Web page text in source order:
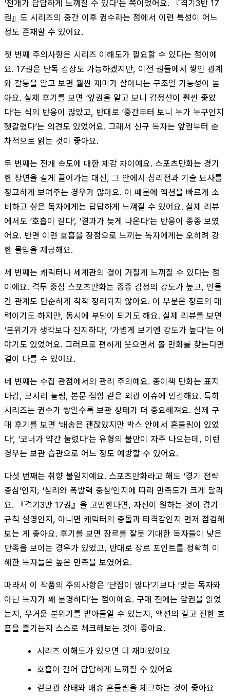
‘전개가 답답하게 느껴질 수 있다’는 쪽이었어요. 『격기3반 17
권』도 시리즈의 중간 이후 권수라는 점에서 이런 특성이 어느
정도 존재할 수 있어요.
첫 번째 주의사항은 시리즈 이해도가 필요할 수 있다는 점이에
요. 17권은 단독 감상도 가능하겠지만, 이전 권들에서 쌓인 관계
와 갈등을 알고 보면 훨씬 재미가 살아나는 구조일 가능성이 높
아요. 실제 후기를 보면 ‘앞권을 알고 보니 감정선이 훨씬 좋았
다’는 식의 반응이 많았고, 반대로 ‘중간부터 보니 누가 누구인지
헷갈렸다’는 의견도 있었어요. 그래서 신규 독자는 앞권부터 순
차적으로 읽는 것이 좋아요.
두 번째는 전개 속도에 대한 체감 차이예요. 스포츠만화는 경기
한 장면을 길게 끌어가는 대신, 그 안에서 심리전과 기술 묘사를
정교하게 보여주는 경우가 많아요. 이 때문에 액션을 빠르게 소
비하고 싶은 독자에게는 답답하게 느껴질 수 있어요. 실제 리뷰
에서도 ‘호흡이 길다’, ‘결과가 늦게 나온다’는 반응이 종종 보였
어요. 반면 이런 호흡을 장점으로 느끼는 독자에게는 오히려 강
한 몰입을 제공해요.
세 번째는 캐릭터나 세계관의 결이 거칠게 느껴질 수 있다는 점
이에요. 격투 중심 스포츠만화는 종종 감정의 강도가 높고, 인물
간 관계도 단순하게 착착 정리되지 않아요. 이 부분은 장르의 매
력이기도 하지만, 동시에 부담이 되기도 해요. 실제 리뷰를 보면
‘분위기가 생각보다 진지하다’, ‘가볍게 보기엔 강도가 높다’는 이
야기도 있었어요. 그러므로 편하게 웃으면서 볼 만화를 찾는다면
결이 다를 수 있어요.
네 번째는 수집 관점에서의 관리 주의예요. 종이책 만화는 표지
마감, 모서리 눌림, 본문 접힘 같은 외관 이슈에 민감해요. 특히
시리즈는 권수가 쌓일수록 보관 상태가 더 중요해져요. 실제 구
매 후기를 보면 ‘배송은 괜찮았지만 박스 안에서 흔들림이 있었
다’, ‘코너가 약간 눌렸다’는 유형의 불만이 자주 나오는데, 이런
경우는 보관 습관으로 어느 정도 예방할 수 있어요.
다섯 번째는 취향 불일치예요. 스포츠만화라고 해도 ‘경기 전략
중심’인지, ‘심리와 폭발력 중심’인지에 따라 만족도가 크게 달라
요. 『격기3반 17권』을 고민한다면, 자신이 원하는 것이 경기
규칙 설명인지, 아니면 캐릭터의 충돌과 타격감인지 먼저 점검해
보는 게 좋아요. 후기를 보면 장르를 잘못 기대한 독자들이 낮은
만족을 보이는 경우가 있었고, 반대로 장르 포인트를 정확히 이
해한 독자들은 높은 만족을 보였어요.
따라서 이 작품의 주의사항은 ‘단점이 많다’기보다 ‘맞는 독자와
아닌 독자가 꽤 분명하다’는 점이에요. 구매 전에는 앞권을 읽었
는지, 무거운 분위기를 받아들일 수 있는지, 액션의 길고 진한 호
흡을 즐기는지 스스로 체크해보는 것이 좋아요.
시리즈 이해도가 있으면 더 재미있어요
호흡이 길어 답답하게 느껴질 수 있어요
겉보관 상태와 배송 흔들림을 체크하는 것이 좋아요